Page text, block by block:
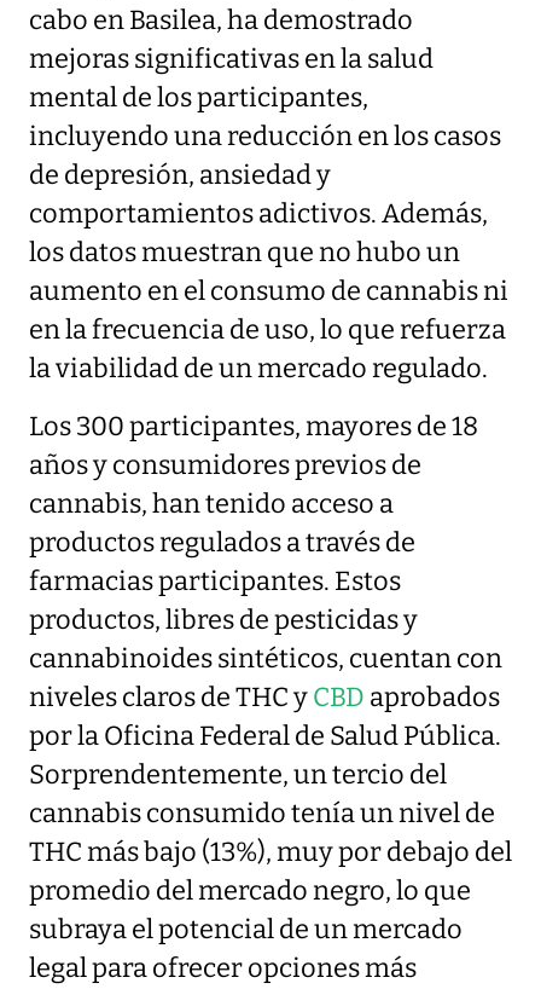
cabo en Basilea, ha demostrado
mejoras significativas en la salud
mental de los participantes,
incluyendo una reducción en los casos
de depresión, ansiedad y
comportamientos adictivos. Además,
los datos muestran que no hubo un
aumento en el consumo de cannabis ni
en la frecuencia de uso, lo que refuerza
la viabilidad de un mercado regulado.
Los 300 participantes, mayores de 18
años y consumidores previos de
cannabis, han tenido acceso a
productos regulados a través de
farmacias participantes. Estos
productos, libres de pesticidas y
cannabinoides sintéticos, cuentan con
niveles claros de THC yCBD aprobados
por la Oficina Federal de Salud Pública.
Sorprendentemente, un tercio del
cannabis consumido tenía un nivel de
THC más bajo (13%), muy por debajo del
promedio del mercado negro, lo que
subraya el potencial de un mercado
legal para ofrecer opciones más